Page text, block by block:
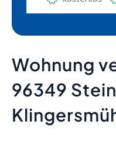
Wohnung
96349